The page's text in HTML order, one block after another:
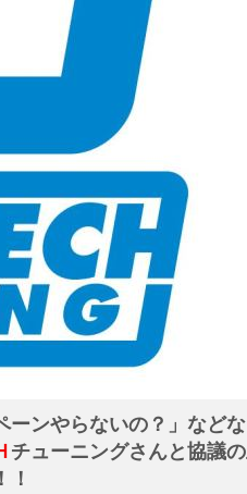
ーンやらないの？」など
チューニングさんと協議